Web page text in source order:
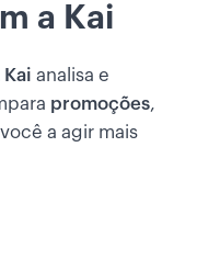
a Kai
Kai analisa e
promoções,
a agir mais